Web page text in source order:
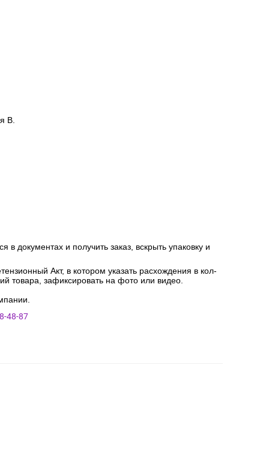
В.
в документах и получить заказ, вскрыть упаковку и
Акт, в котором указать расхождения в кол-
товара, зафиксировать на фото или видео.
48-87